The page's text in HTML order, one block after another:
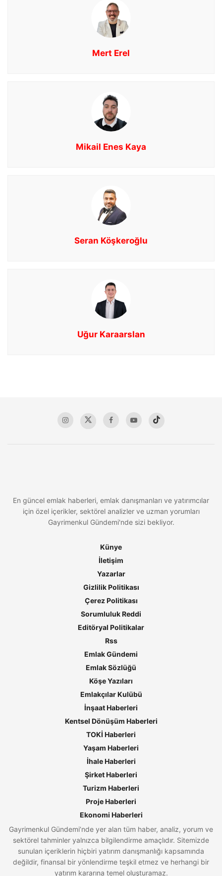
Mert Erel
Mikail Enes Kaya
Seran Köşkeroğlu
Uğur Karaarslan
En güncel emlak haberleri, emlak danışmanları ve yatırımcılar
için özel içerikler, sektörel analizler ve uzman yorumları
Gayrimenkul Gündemi'nde sizi bekliyor.
Künye
İletişim
Yazarlar
Gizlilik Politikası
Çerez Politikası
Sorumluluk Reddi
Editöryal Politikalar
Rss
Emlak Gündemi
Emlak Sözlüğü
Köşe Yazıları
Emlakçılar Kulübü
İnşaat Haberleri
Kentsel Dönüşüm Haberleri
TOKİ Haberleri
Yaşam Haberleri
İhale Haberleri
Şirket Haberleri
Turizm Haberleri
Proje Haberleri
Ekonomi Haberleri
Gayrimenkul Gündemi’nde yer alan tüm haber, analiz, yorum ve
sektörel tahminler yalnızca bilgilendirme amaçlıdır. Sitemizde
sunulan içeriklerin hiçbiri yatırım danışmanlığı kapsamında
değildir, finansal bir yönlendirme teşkil etmez ve herhangi bir
yatırım kararına temel oluşturamaz.